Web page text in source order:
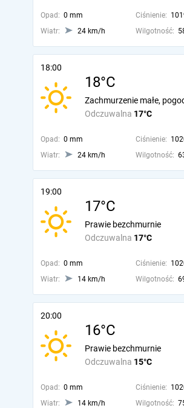
Opad: 0 mm Ciśnienie:
Wiatr:
24 km/h Wilgotność:
18:00
18°C
Odczuwalna 17°C
Zachmurzenie małe,
Opad: 0 mm Ciśnienie:
Wiatr:
24 km/h Wilgotność:
19:00
17°C
Odczuwalna 17°C
Prawie bezchmurnie
Opad: 0 mm Ciśnienie:
Wiatr:
14 km/h Wilgotność:
20:00
16°C
Odczuwalna 15°C
Prawie bezchmurnie
Opad: 0 mm Ciśnienie:
Wiatr:
14 km/h Wilgotność: